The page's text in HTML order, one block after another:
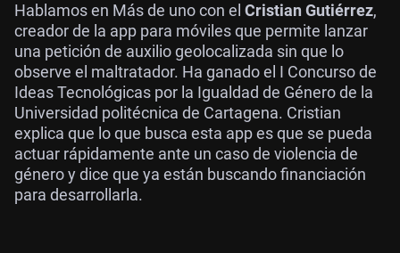
Hablamos en Más de uno con el Cristian Gutiérrez,
creador de la app para móviles que permite lanzar
una petición de auxilio geolocalizada sin que lo
observe el maltratador. Ha ganado el I Concurso de
Ideas Tecnológicas por la Igualdad de Género de la
Universidad politécnica de Cartagena. Cristian
explica que lo que busca esta app es que se pueda
actuar rápidamente ante un caso de violencia de
género y dice que ya están buscando financiación
para desarrollarla.